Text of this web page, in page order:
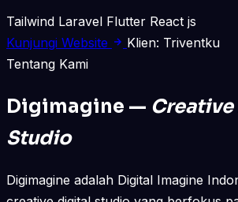
Tailwind Laravel Flutter React js
Kunjungi Website
Klien: Triventku
Tentang Kami
Digimagine —
Studio
Digimagine adalah Digital Imagine